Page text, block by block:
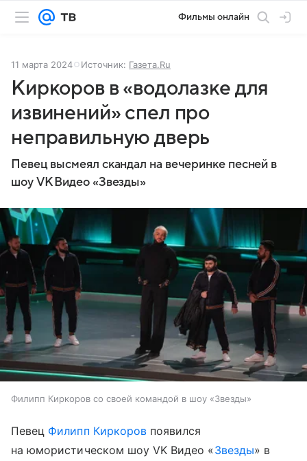
Фильмы онлайн
11 марта 2024 Источник: Газета.Ru
Киркоров в «водолазке для
извинений» спел про
неправильную дверь
Певец высмеял скандал на вечеринке песней в
шоу VK Видео «Звезды»
Филипп Киркоров со своей командой в шоу «Звезды»
Певец Филипп Киркоров появился
на юмористическом шоу VK Видео «Звезды» в